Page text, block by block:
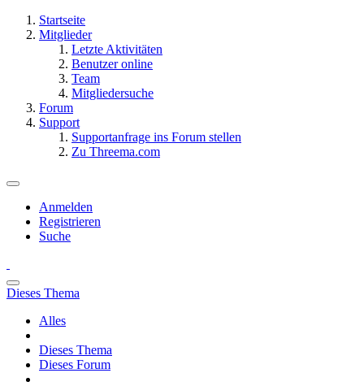
Startseite
Mitglieder
Letzte Aktivitäten
Benutzer online
Team
Mitgliedersuche
Forum
Support
Supportanfrage ins Forum stellen
Zu Threema.com
Anmelden
Registrieren
Suche
Dieses Thema
Alles
Dieses Thema
Dieses Forum